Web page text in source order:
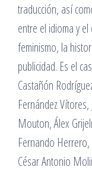
traducción, así
entre el idioma y
feminismo, la
publicidad. Es el
Castañón
Fernández
Mouton, Álex
Fernando
César Antonio